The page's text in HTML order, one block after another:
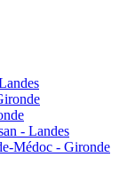
- Landes
Médoc - Gironde